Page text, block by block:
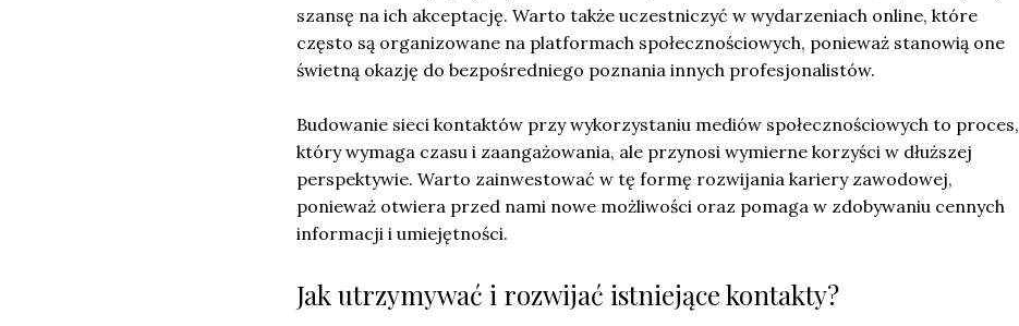
szansę na ich akceptację. Warto także uczestniczyć w wydarzeniach online, które
często są organizowane na platformach społecznościowych, ponieważ stanowią one
świetną okazję do bezpośredniego poznania innych profesjonalistów.
Budowanie sieci kontaktów przy wykorzystaniu mediów społecznościowych to proces,
który wymaga czasu i zaangażowania, ale przynosi wymierne korzyści w dłuższej
perspektywie. Warto zainwestować w tę formę rozwijania kariery zawodowej,
ponieważ otwiera przed nami nowe możliwości oraz pomaga w zdobywaniu cennych
informacji i umiejętności.
Jak utrzymywać i rozwijać istniejące kontakty?